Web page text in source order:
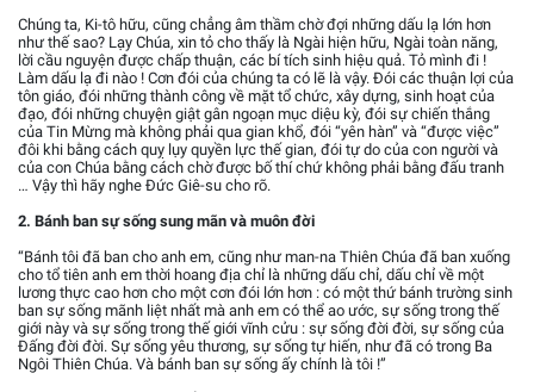
Chúng ta, Ki-tô hữu, cũng chẳng âm thầm chờ đợi những dấu lạ lớn hơn
như thế sao? Lạy Chúa, xin tỏ cho thấy là Ngài hiện hữu, Ngài toàn năng,
lời cầu nguyện được chấp thuận, các bí tích sinh hiệu quả. Tỏ mình đi !
Làm dấu lạ đi nào ! Cơn đói của chúng ta có lẽ là vậy. Đói các thuận lợi của
tôn giáo, đói những thành công về mặt tổ chức, xây dựng, sinh hoạt của
đạo, đói những chuyện giật gân ngoạn mục diệu kỳ, đói sự chiến thắng
của Tin Mừng mà không phải qua gian khổ, đói “yên hàn” và “được việc”
đôi khi bằng cách quỵ lụy quyền lực thế gian, đói tự do của con người và
của con Chúa bằng cách chờ được bố thí chứ không phải bằng đấu tranh
… Vậy thì hãy nghe Đức Giê-su cho rõ.
2. Bánh ban sự sống sung mãn và muôn đời
“Bánh tôi đã ban cho anh em, cũng như man-na Thiên Chúa đã ban xuống
cho tổ tiên anh em thời hoang địa chỉ là những dấu chỉ, dấu chỉ về một
lương thực cao hơn cho một cơn đói lớn hơn : có một thứ bánh trường sinh
ban sự sống mãnh liệt nhất mà anh em có thể ao ước, sự sống trong thế
giới này và sự sống trong thế giới vĩnh cửu : sự sống đời đời, sự sống của
Đấng đời đời. Sự sống yêu thương, sự sống tự hiến, như đã có trong Ba
Ngôi Thiên Chúa. Và bánh ban sự sống ấy chính là tôi !”